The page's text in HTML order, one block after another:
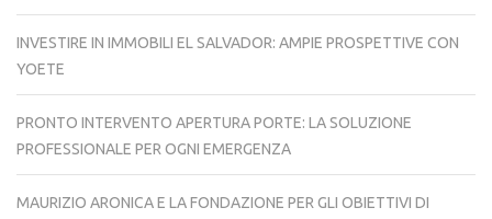
INVESTIRE IN IMMOBILI EL SALVADOR: AMPIE PROSPETTIVE CON
YOETE
PRONTO INTERVENTO APERTURA PORTE: LA SOLUZIONE
PROFESSIONALE PER OGNI EMERGENZA
MAURIZIO ARONICA E LA FONDAZIONE PER GLI OBIETTIVI DI